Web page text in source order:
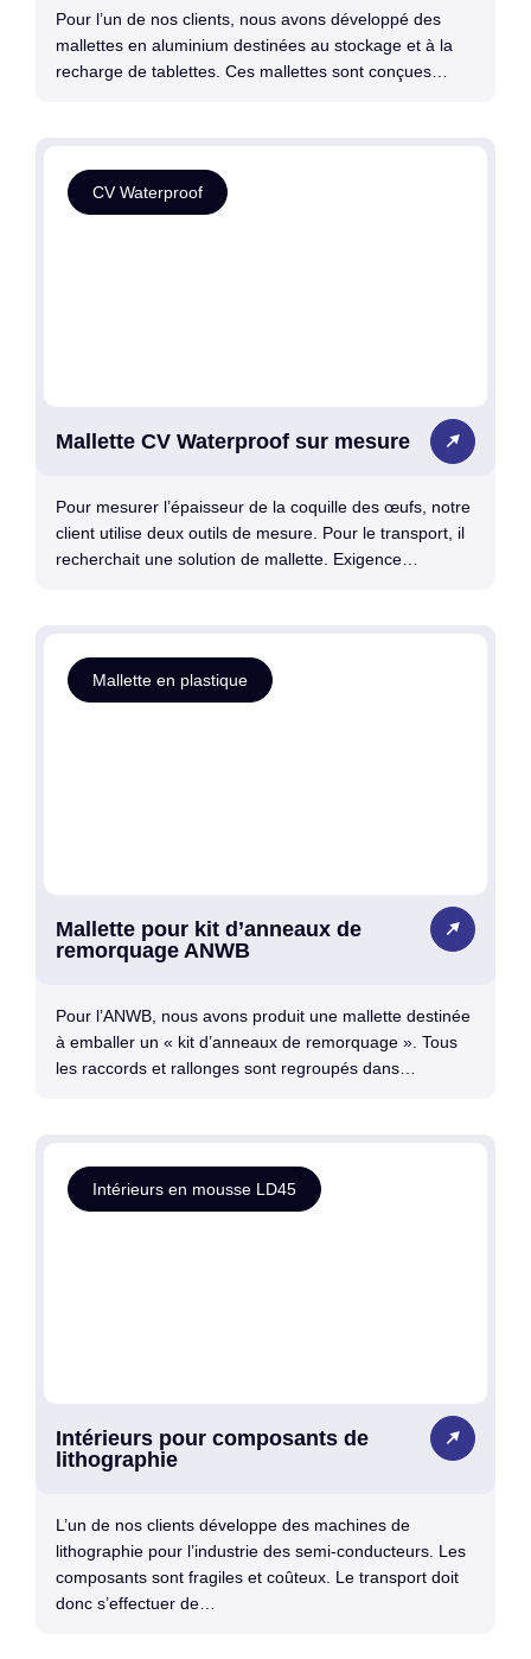
Pour l’un de nos clients, nous avons développé des
mallettes en aluminium destinées au stockage et à la
recharge de tablettes. Ces mallettes sont conçues…
CV Waterproof
Mallette CV Waterproof sur mesure
Pour mesurer l’épaisseur de la coquille des œufs, notre
client utilise deux outils de mesure. Pour le transport, il
recherchait une solution de mallette. Exigence…
Mallette en plastique
Mallette pour kit d’anneaux de
remorquage ANWB
Pour l’ANWB, nous avons produit une mallette destinée
à emballer un « kit d’anneaux de remorquage ». Tous
les raccords et rallonges sont regroupés dans…
Intérieurs en mousse LD45
Intérieurs pour composants de
lithographie
L’un de nos clients développe des machines de
lithographie pour l’industrie des semi-conducteurs. Les
composants sont fragiles et coûteux. Le transport doit
donc s’effectuer de…